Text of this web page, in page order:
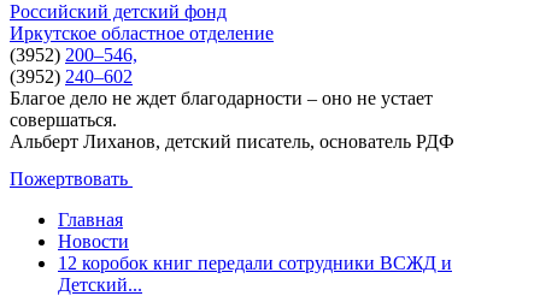
Российский детский фонд
Иркутское областное отделение
(3952) 200–546,
(3952) 240–602
Благое дело не ждет благодарности – оно не устает
совершаться.
Альберт Лиханов, детский писатель, основатель РДФ
Пожертвовать
Главная
Новости
12 коробок книг передали сотрудники ВСЖД и
Детский...